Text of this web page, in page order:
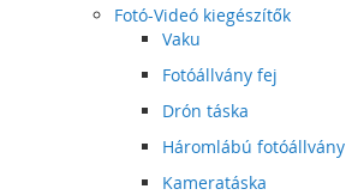
Fotó-Videó kiegészítők
Vaku
Fotóállvány fej
Drón táska
Háromlábú fotóállvány
Kameratáska